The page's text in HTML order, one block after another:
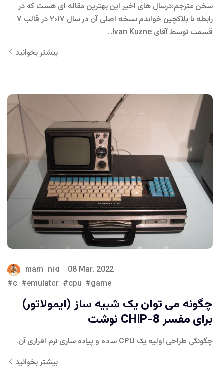
سخن مترجم:درسال های اخیر این بهترین مقاله ای هست که در
رابطه با بلاکچین خواندم.نسخه اصلی آن در سال ۲۰۱۷ در قالب ۷
قسمت توسط آقای Ivan Kuzne…
بیشتر بخوانید
mam_niki
08 Mar, 2022
c
emulator cpu game
چگونه می توان یک شبیه ساز (ایمولاتور)
برای مفسر CHIP-8 نوشت
چگونگی طراحی اولیه یک CPU ساده و پیاده سازی نرم افزاری آن.
بیشتر بخوانید